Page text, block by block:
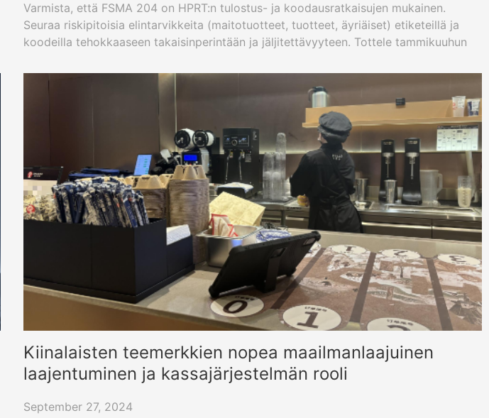
Varmista, että FSMA 204 on HPRT:n tulostus- ja koodausratkaisujen mukainen.
Seuraa riskipitoisia elintarvikkeita (maitotuotteet, tuotteet, äyriäiset) etiketeillä ja
koodeilla tehokkaaseen takaisinperintään ja jäljitettävyyteen. Tottele tammikuuhun
Kiinalaisten teemerkkien nopea maailmanlaajuinen
laajentuminen ja kassajärjestelmän rooli
September 27, 2024